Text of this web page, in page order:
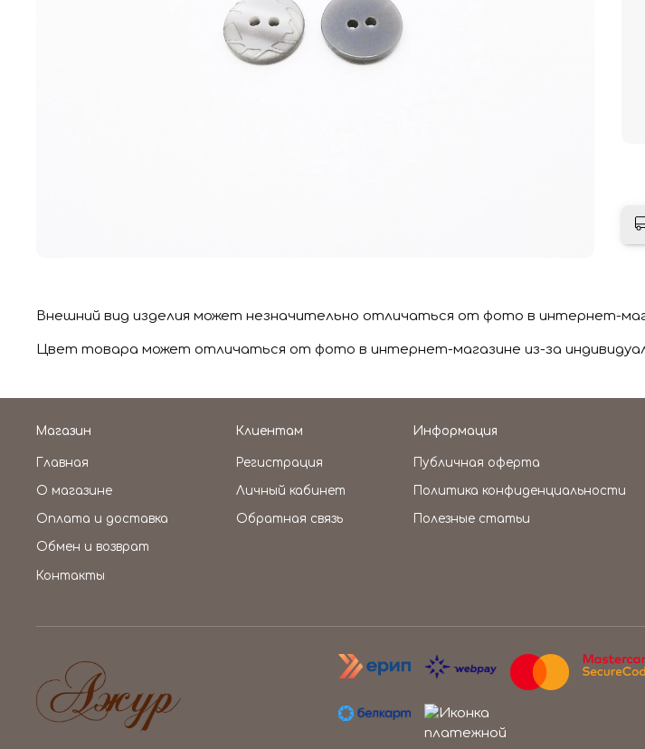
Внешний вид изделия может незначительно отличаться от фото в интернет-
Цвет товара может отличаться от фото в интернет-магазине из-за
Магазин
Главная
О магазине
Оплата и доставка
Обмен и возврат
Контакты
Клиентам
Регистрация
Личный кабинет
Обратная связь
Информация
Публичная оферта
Политика конфиденциальности
Полезные статьи